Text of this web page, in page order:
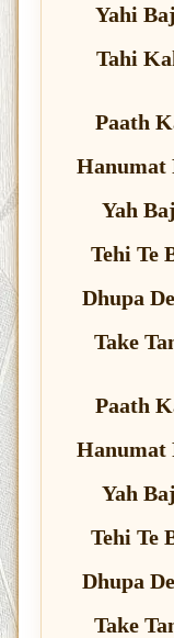
Yahi
Tahi
Paath
Hanumat
Yah
Tehi Te
Dhupa
Take
Paath
Hanumat
Yah
Tehi Te
Dhupa
Take